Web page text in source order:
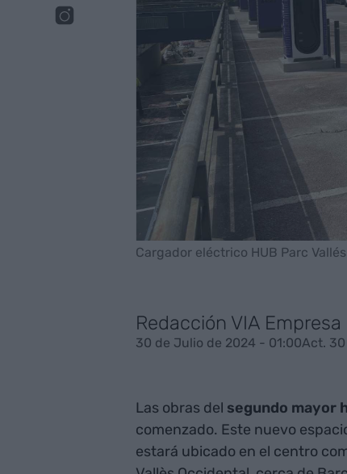
Cargador eléctrico HUB Parc Vallés
Redacción VIA Empresa
30 de Julio de 2024 - 01:00Act.
Las obras del segundo mayor
comenzado. Este nuevo
estará ubicado en el centro